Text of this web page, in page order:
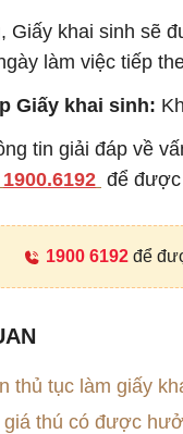
Giấy khai sinh sẽ
làm việc tiếp
Giấy khai sinh:
tin giải đáp về
1900.6192 để
1900 6192để
thủ tục làm giấy
giá thú có được